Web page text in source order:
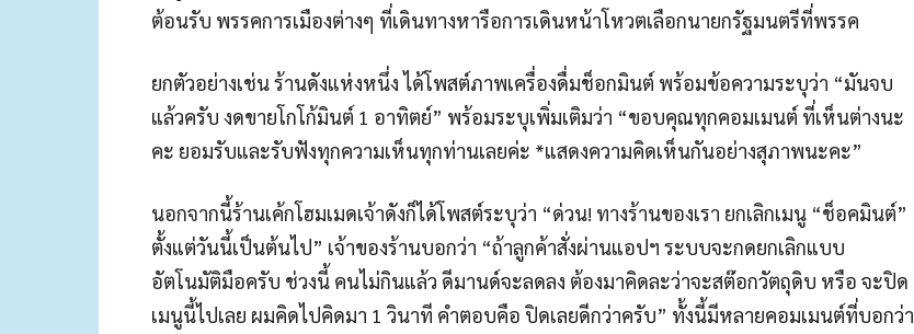
ต้อนรับ พรรคการเมืองต่างๆ ที่เดินทางหารือการเดินหน้าโหวตเลือกนายกรัฐมนตรีที่พรรค
ยกตัวอย่างเช่น ร้านดังแห่งหนึ่ง ได้โพสต์ภาพเครื่องดื่มช็อกมินต์ พร้อมข้อความระบุว่า “มันจบ
แล้วครับ งดขายโกโก้มินต์ 1 อาทิตย์” พร้อมระบุเพิ่มเติมว่า “ขอบคุณทุกคอมเมนต์ ที่เห็นต่างนะ
คะ ยอมรับและรับฟังทุกความเห็นทุกท่านเลยค่ะ *แสดงความคิดเห็นกันอย่างสุภาพนะคะ”
นอกจากนี้ร้านเค้กโฮมเมดเจ้าดังก็ได้โพสต์ระบุว่า “ด่วน! ทางร้านของเรา ยกเลิกเมนู “ช็อคมินต์”
ตั้งแต่วันนี้เป็นต้นไป” เจ้าของร้านบอกว่า “ถ้าลูกค้าสั่งผ่านแอปฯ ระบบจะกดยกเลิกแบบ
อัตโนมัติมือครับ ช่วงนี้ คนไม่กินแล้ว ดีมานด์จะลดลง ต้องมาคิดละว่าจะสต๊อกวัตถุดิบ หรือ จะปิด
เมนูนี้ไปเลย ผมคิดไปคิดมา 1 วินาที คำตอบคือ ปิดเลยดีกว่าครับ” ทั้งนี้มีหลายคอมเมนต์ที่บอกว่า